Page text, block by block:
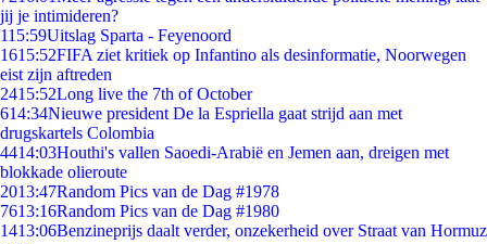
jij je intimideren?
115:59Uitslag Sparta - Feyenoord
1615:52FIFA ziet kritiek op Infantino als desinformatie, Noorwegen
eist zijn aftreden
2415:52Long live the 7th of October
614:34Nieuwe president De la Espriella gaat strijd aan met
drugskartels Colombia
4414:03Houthi's vallen Saoedi-Arabië en Jemen aan, dreigen met
blokkade olieroute
2013:47Random Pics van de Dag #1978
7613:16Random Pics van de Dag #1980
1413:06Benzineprijs daalt verder, onzekerheid over Straat van Hormuz